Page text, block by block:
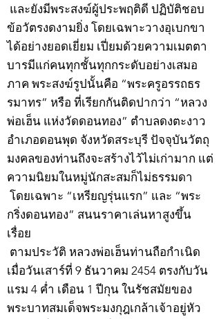
และยังมีพระสงฆ์ผู้ประพฤติดี ปฏิบัติชอบ
ข้อวัตรงดงามยิ่ง โดยเฉพาะวางอุเบกขา
ได้อย่างยอดเยี่ยม เปี่ยมด้วยความเมตตา
บารมีแก่คนทุกชั้นทุกกระดับอย่างเสมอ
ภาค พระสงฆ์รูปนั้นคือ “พระครูอรรถธร
รมาทร” หรือ ที่เรียกกันติดปากว่า “หลวง
พ่อเฮ็น แห่งวัดดอนทอง” ตำบลดงตะงาว
อำเภอดอนพุด จังหวัดสระบุรี ปัจจุบันวัตถุ
มงคลของท่านถึงจะสร้างไว้ไม่เก่ามาก แต่
ความนิยมในหมู่นักสะสมก็ไม่ธรรมดา
โดยเฉพาะ “เหรียญรุ่นแรก” และ “พระ
กริ่งดอนทอง” สนนราคาเล่นหาสูงขึ้น
เรื่อย
ตามประวัติ หลวงพ่อเฮ็นท่านถือกำเนิด
เมื่อวันเสาร์ที่ 9 ธันวาคม 2454 ตรงกับวัน
แรม 4 ค่ำ เดือน 1 ปีกุน ในรัชสมัยของ
พระบาทสมเด็จพระมงกุฎเกล้าเจ้าอยู่หัว